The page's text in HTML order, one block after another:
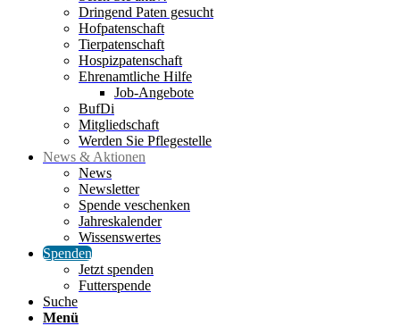
Dringend Paten gesucht
Hofpatenschaft
Tierpatenschaft
Hospizpatenschaft
Ehrenamtliche Hilfe
Job-Angebote
BufDi
Mitgliedschaft
Werden Sie Pflegestelle
News & Aktionen
News
Newsletter
Spende veschenken
Jahreskalender
Wissenswertes
Spenden
Jetzt spenden
Futterspende
Suche
Menü